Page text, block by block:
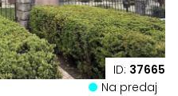
ID: 37665
Na predaj